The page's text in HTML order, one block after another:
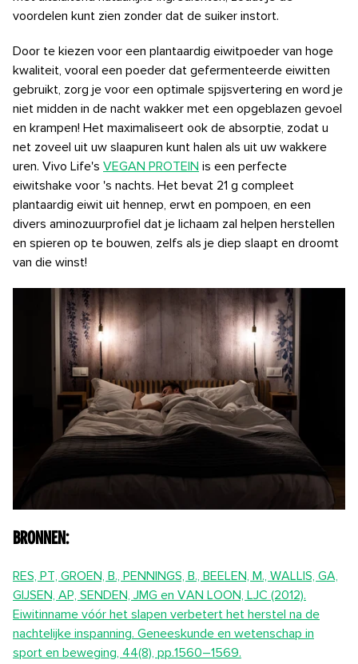
voordelen kunt zien zonder dat de suiker instort.
Door te kiezen voor een plantaardig eiwitpoeder van hoge
kwaliteit, vooral een poeder dat gefermenteerde eiwitten
gebruikt, zorg je voor een optimale spijsvertering en word je
niet midden in de nacht wakker met een opgeblazen gevoel
en krampen! Het maximaliseert ook de absorptie, zodat u
net zoveel uit uw slaapuren kunt halen als uit uw wakkere
uren. Vivo Life's VEGAN PROTEIN is een perfecte
eiwitshake voor 's nachts. Het bevat 21 g compleet
plantaardig eiwit uit hennep, erwt en pompoen, en een
divers aminozuurprofiel dat je lichaam zal helpen herstellen
en spieren op te bouwen, zelfs als je diep slaapt en droomt
van die winst!
Bronnen:
RES, PT, GROEN, B., PENNINGS, B., BEELEN, M., WALLIS, GA,
GIJSEN, AP, SENDEN, JMG en VAN LOON, LJC (2012).
Eiwitinname vóór het slapen verbetert het herstel na de
nachtelijke inspanning. Geneeskunde en wetenschap in
sport en beweging, 44(8), pp.1560–1569.